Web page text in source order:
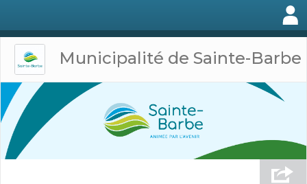
Municipalité de Sainte-Barbe